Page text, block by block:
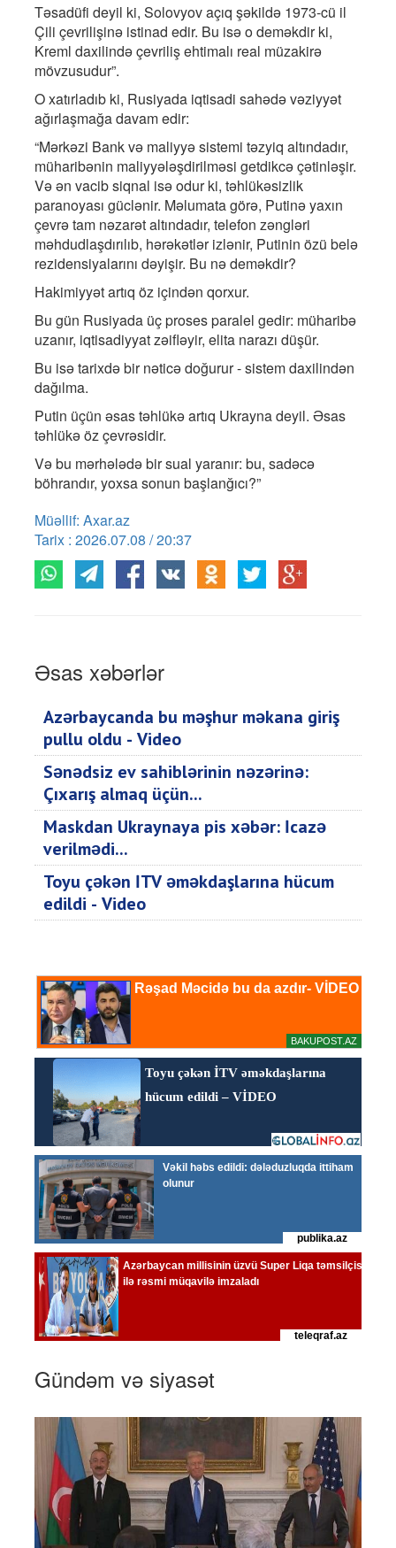
Təsadüfi deyil ki, Solovyov açıq şəkildə 1973-cü il
Çili çevrilişinə istinad edir. Bu isə o deməkdir ki,
Kreml daxilində çevriliş ehtimalı real müzakirə
mövzusudur”.
O xatırladıb ki, Rusiyada iqtisadi sahədə vəziyyət
ağırlaşmağa davam edir:
“Mərkəzi Bank və maliyyə sistemi təzyiq altındadır,
müharibənin maliyyələşdirilməsi getdikcə çətinləşir.
Və ən vacib siqnal isə odur ki, təhlükəsizlik
paranoyası güclənir. Məlumata görə, Putinə yaxın
çevrə tam nəzarət altındadır, telefon zəngləri
məhdudlaşdırılıb, hərəkətlər izlənir, Putinin özü belə
rezidensiyalarını dəyişir. Bu nə deməkdir?
Hakimiyyət artıq öz içindən qorxur.
Bu gün Rusiyada üç proses paralel gedir: müharibə
uzanır, iqtisadiyyat zəifləyir, elita narazı düşür.
Bu isə tarixdə bir nəticə doğurur - sistem daxilindən
dağılma.
Putin üçün əsas təhlükə artıq Ukrayna deyil. Əsas
təhlükə öz çevrəsidir.
Və bu mərhələdə bir sual yaranır: bu, sadəcə
böhrandır, yoxsa sonun başlanğıcı?”
Müəllif: Axar.az
Tarix : 2026.07.08 / 20:37
Əsas xəbərlər
Azərbaycanda bu məşhur məkana giriş
pullu oldu - Video
Sənədsiz ev sahiblərinin nəzərinə:
Çıxarış almaq üçün...
Maskdan Ukraynaya pis xəbər: İcazə
verilmədi...
Toyu çəkən İTV əməkdaşlarına hücum
edildi - Video
Gündəm və siyasət